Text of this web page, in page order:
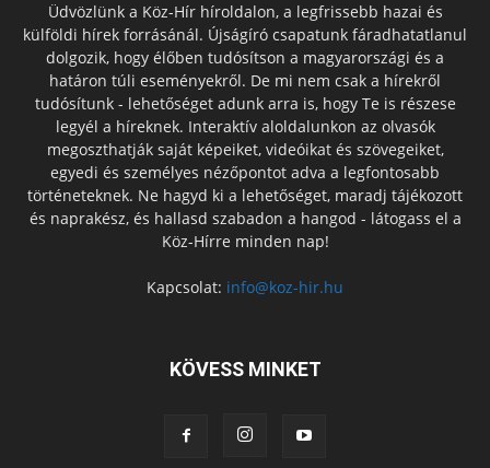
Üdvözlünk a Köz-Hír híroldalon, a legfrissebb hazai és
külföldi hírek forrásánál. Újságíró csapatunk fáradhatatlanul
dolgozik, hogy élőben tudósítson a magyarországi és a
határon túli eseményekről. De mi nem csak a hírekről
tudósítunk - lehetőséget adunk arra is, hogy Te is részese
legyél a híreknek. Interaktív aloldalunkon az olvasók
megoszthatják saját képeiket, videóikat és szövegeiket,
egyedi és személyes nézőpontot adva a legfontosabb
történeteknek. Ne hagyd ki a lehetőséget, maradj tájékozott
és naprakész, és hallasd szabadon a hangod - látogass el a
Köz-Hírre minden nap!
Kapcsolat: info@koz-hir.hu
KÖVESS MINKET